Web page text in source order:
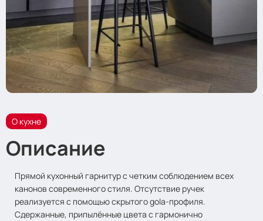
О кухне
Описание
Прямой кухонный гарнитур с четким соблюдением всех
канонов современного стиля. Отсутствие ручек
реализуется с помощью скрытого gola-профиля.
Сдержанные, припылённые цвета с гармонично